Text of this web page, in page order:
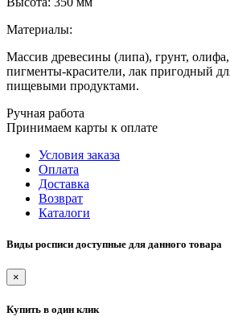
Материалы:
Массив древесины (липа), грунт,
пигменты-красители, лак пригодный
пищевыми продуктами.
Ручная работа
Принимаем карты к оплате
Условия заказа
Оплата
Доставка
Возврат
Каталоги
Виды росписи доступные для данного товара
×
Купить в один клик